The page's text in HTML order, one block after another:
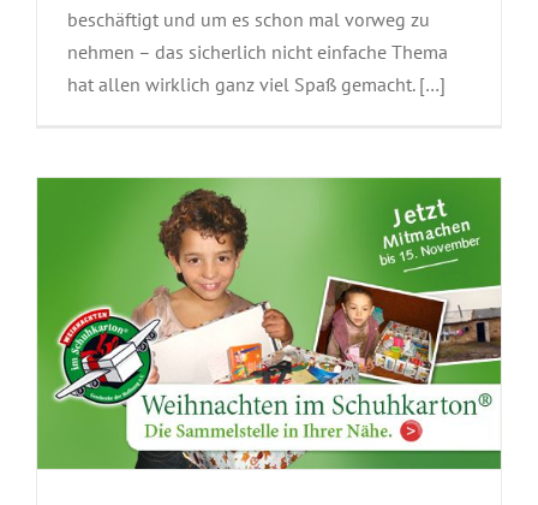
beschäftigt und um es schon mal vorweg zu
nehmen – das sicherlich nicht einfache Thema
hat allen wirklich ganz viel Spaß gemacht. […]